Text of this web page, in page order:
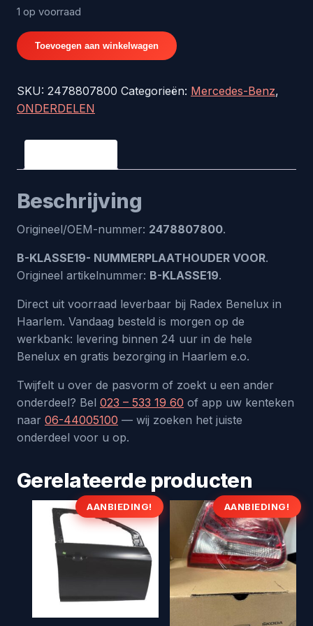
1 op voorraad
B-
KLASSE19-
VOOR
-
nr.
Toevoegen aan winkelwagen
SKU: 2478807800 Categorieën: Mercedes-Benz,
ONDERDELEN
Beschrijving
Origineel/OEM-nummer: 2478807800.
B-KLASSE19- NUMMERPLAATHOUDER VOOR.
Origineel artikelnummer: B-KLASSE19.
Direct uit voorraad leverbaar bij Radex Benelux in
Haarlem. Vandaag besteld is morgen op de
werkbank: levering binnen 24 uur in de hele
Benelux en gratis bezorging in Haarlem e.o.
Twijfelt u over de pasvorm of zoekt u een ander
onderdeel? Bel 023 – 533 19 60 of app uw kenteken
naar 06-44005100 — wij zoeken het juiste
onderdeel voor u op.
Gerelateerde producten
AANBIEDING! AANBIEDING!